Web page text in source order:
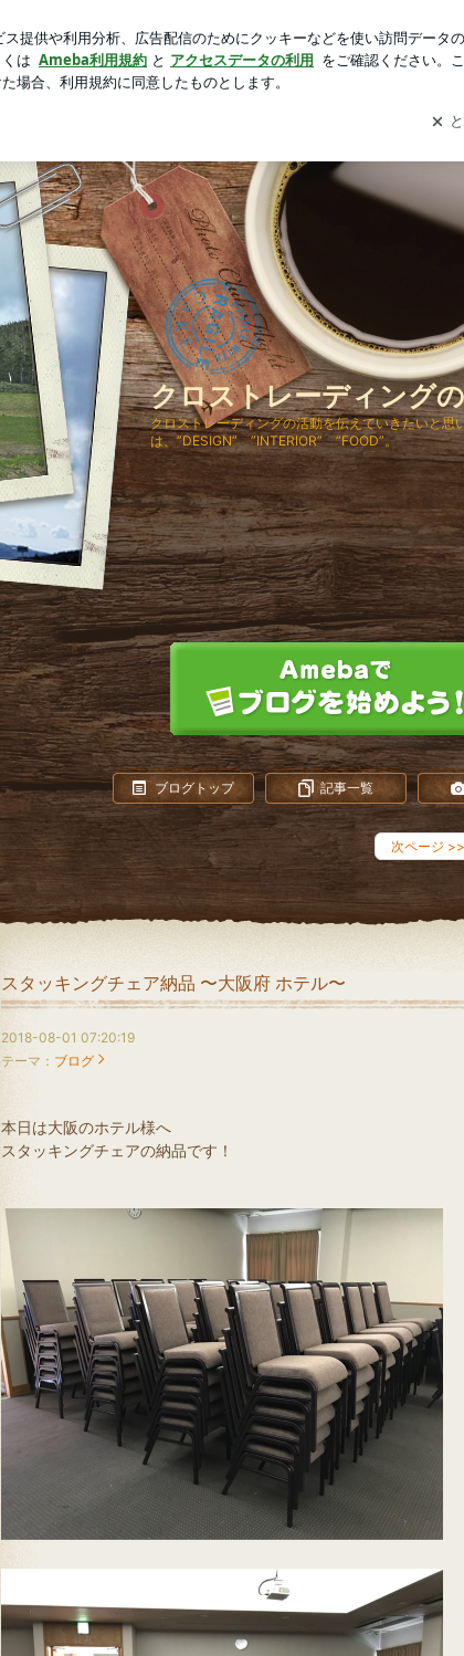
ログイン
クロストレーディング
クロストレーディングの活動を伝えていきたいと思
は、”DESIGN” ”INTERIOR” ”FOOD”。
ブログトップ 記事一覧
次ページ >>
スタッキングチェア納品 〜大阪府 ホテル〜
2018-08-01 07:20:19
テーマ： ブログ
本日は大阪のホテル様へ
スタッキングチェアの納品です！